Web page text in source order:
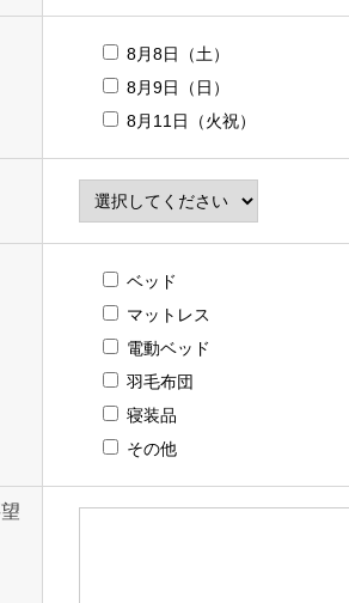
8月8日（土）
8月9日（日）
8月11日（火祝）
ベッド
マットレス
電動ベッド
羽毛布団
寝装品
その他